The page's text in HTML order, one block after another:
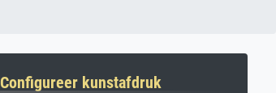
Configureer kunstafdruk